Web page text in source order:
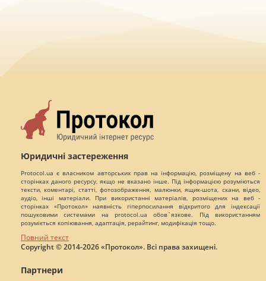
Юридичні застереження
Protocol.ua є власником авторських прав на інформацію, розміщену на веб -
сторінках даного ресурсу, якщо не вказано інше. Під інформацією розуміються
тексти, коментарі, статті, фотозображення, малюнки, ящик-шота, скани, відео,
аудіо, інші матеріали. При використанні матеріалів, розміщених на веб -
сторінках «Протокол» наявність гіперпосилання відкритого для індексації
пошуковими системами на protocol.ua обов`язкове. Під використанням
розуміється копіювання, адаптація, рерайтинг, модифікація тощо.
Повний текст
Copyright © 2014-2026 «Протокол». Всі права захищені.
Партнери